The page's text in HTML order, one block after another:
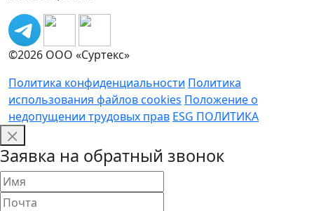
©2026 ООО «Суртекс»
Политика конфиденциальности Политика
использования файлов cookies Положение о
недопущении трудовых прав ESG ПОЛИТИКА
Заявка на обратный звонок